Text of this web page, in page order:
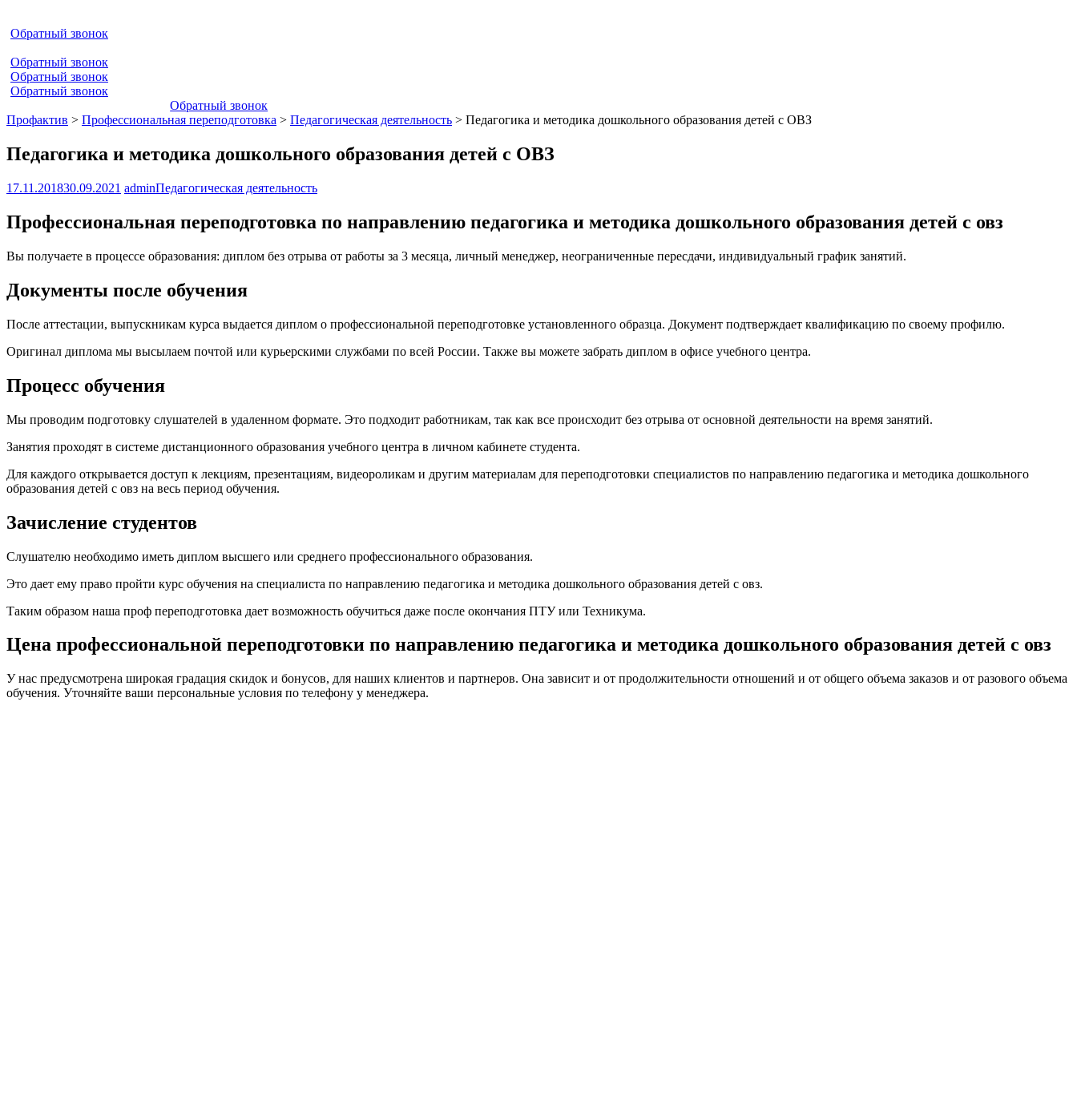
Обратный звонок
Обратный звонок
Обратный звонок
Обратный звонок
Обратный звонок
Профактив > Профессиональная переподготовка > Педагогическая деятельность > Педагогика и методика дошкольного образования детей с ОВЗ
Педагогика и методика дошкольного образования детей с ОВЗ
17.11.201830.09.2021 adminПедагогическая деятельность
Профессиональная переподготовка по направлению педагогика и методика дошкольного образования детей с овз
Вы получаете в процессе образования: диплом без отрыва от работы за 3 месяца, личный менеджер, неограниченные пересдачи, индивидуальный график занятий.
Документы после обучения
После аттестации, выпускникам курса выдается диплом о профессиональной переподготовке установленного образца. Документ подтверждает квалификацию по своему профилю.
Оригинал диплома мы высылаем почтой или курьерскими службами по всей России. Также вы можете забрать диплом в офисе учебного центра.
Процесс обучения
Мы проводим подготовку слушателей в удаленном формате. Это подходит работникам, так как все происходит без отрыва от основной деятельности на время занятий.
Занятия проходят в системе дистанционного образования учебного центра в личном кабинете студента.
Для каждого открывается доступ к лекциям, презентациям, видеороликам и другим материалам для переподготовки специалистов по направлению педагогика и методика дошкольного
образования детей с овз на весь период обучения.
Зачисление студентов
Слушателю необходимо иметь диплом высшего или среднего профессионального образования.
Это дает ему право пройти курс обучения на специалиста по направлению педагогика и методика дошкольного образования детей с овз.
Таким образом наша проф переподготовка дает возможность обучиться даже после окончания ПТУ или Техникума.
Цена профессиональной переподготовки по направлению педагогика и методика дошкольного образования детей с овз
У нас предусмотрена широкая градация скидок и бонусов, для наших клиентов и партнеров. Она зависит и от продолжительности отношений и от общего объема заказов и от разового объема
обучения. Уточняйте ваши персональные условия по телефону у менеджера.